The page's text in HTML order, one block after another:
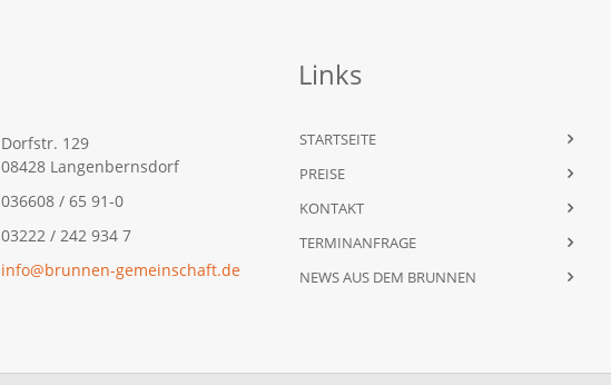
Dorfstr. 129
08428 Langenbernsdorf
036608 / 65 91-0
03222 / 242 934 7
info@brunnen-gemeinschaft.de
Links
STARTSEITE
PREISE
KONTAKT
TERMINANFRAGE
NEWS AUS DEM BRUNNEN